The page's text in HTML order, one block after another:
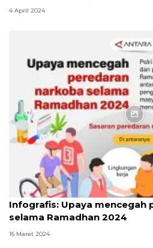
4 April 2024
Infografik
Infografis: Upaya mencegah
selama Ramadhan 2024
16 Maret 2024